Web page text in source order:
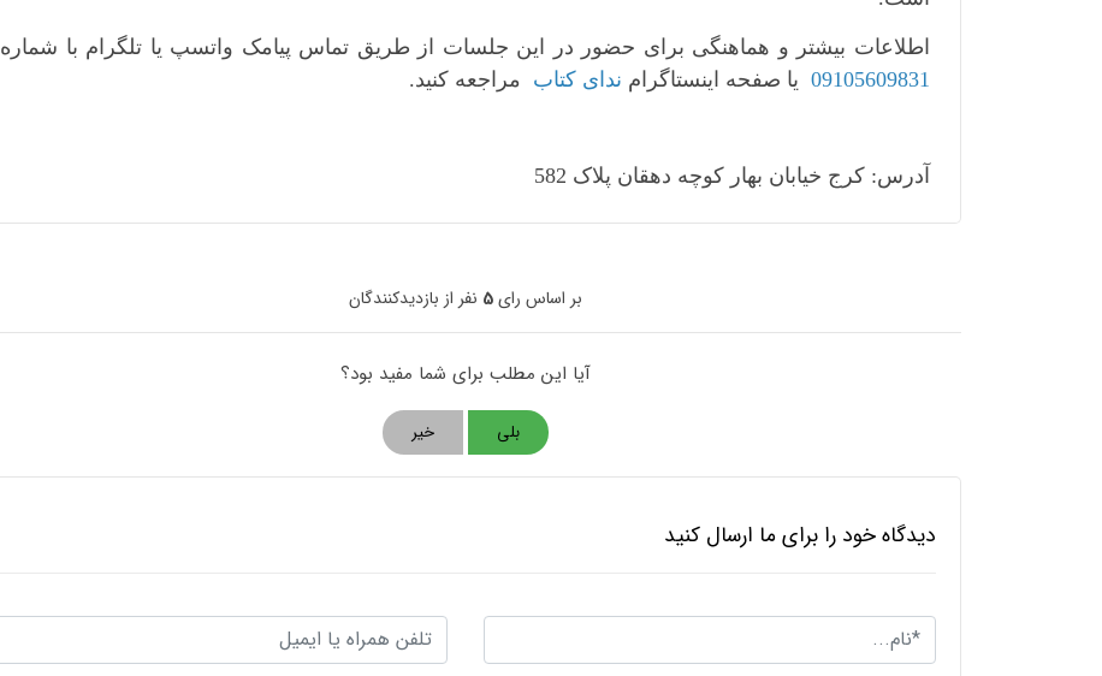
اطلاعات بیشتر و هماهنگی برای حضور در این جلسات از طریق تماس پیامک واتسپ یا تلگرام با شماره
09105609831 یا صفحه اینستاگرام ندای کتاب مراجعه کنید.
آدرس: کرج خیابان بهار کوچه دهقان پلاک 582
بر اساس رای5 نفر از بازدیدکنندگان
آیا این مطلب برای شما مفید بود؟
بلی خیر
دیدگاه خود را برای ما ارسال کنید